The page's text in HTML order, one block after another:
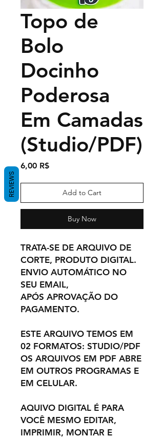
Topo de
Bolo
Docinho
Poderosa
Em Camadas
(Studio/PDF)
6,00 R$Price
Add to Cart
Buy Now
TRATA-SE DE ARQUIVO DE
CORTE, PRODUTO DIGITAL.
ENVIO AUTOMÁTICO NO
SEU EMAIL,
APÓS APROVAÇÃO DO
PAGAMENTO.
ESTE ARQUIVO TEMOS EM
02 FORMATOS: STUDIO/PDF
OS ARQUIVOS EM PDF ABRE
EM OUTROS PROGRAMAS E
EM CELULAR.
AQUIVO DIGITAL É PARA
VOCÊ MESMO EDITAR,
IMPRIMIR, MONTAR E
REVIEWS